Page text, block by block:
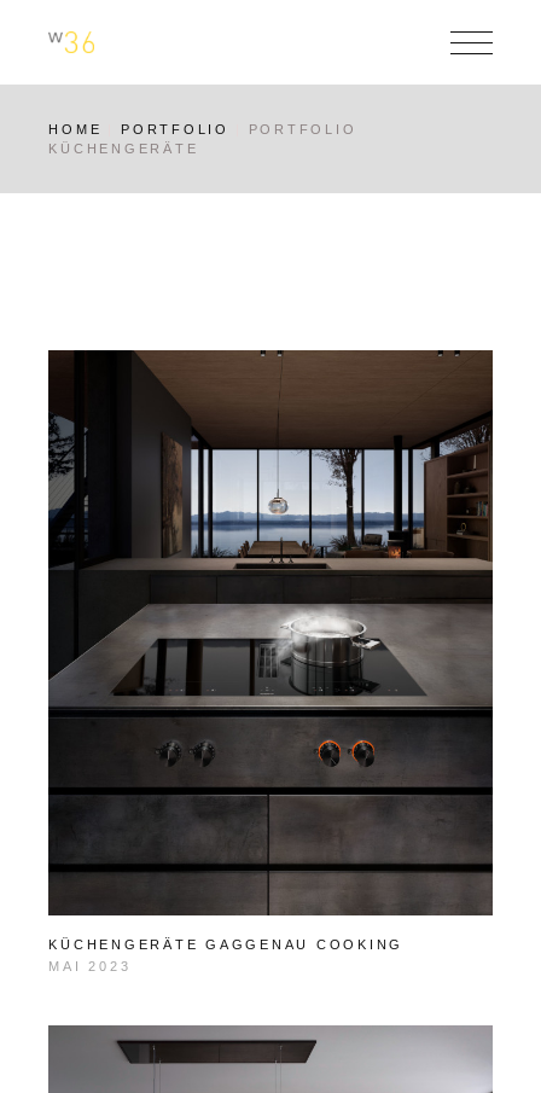
HOME PORTFOLIO
PORTFOLIO
KÜCHENGERÄTE
KÜCHENGERÄTE GAGGENAU COOKING
MAI 2023